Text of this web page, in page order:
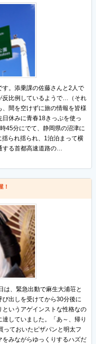
。添乗課の佐藤さんと2人で
反比例しているようで…（それ
間を空けずに旅の情報を皆様
休みに青春18きっぷを使っ
45分にでて、静岡県の沼津に
られ揺られ、1泊泊まって横
る首都高速道路の…
！
は、緊急出動で麻生大浦荘と
び出しを受けてから30分後に
いうアゲインストな性格なの
していました。「あ～、帰り
っておいたピザパンと明太フ
みながらゆっくりするハズだ